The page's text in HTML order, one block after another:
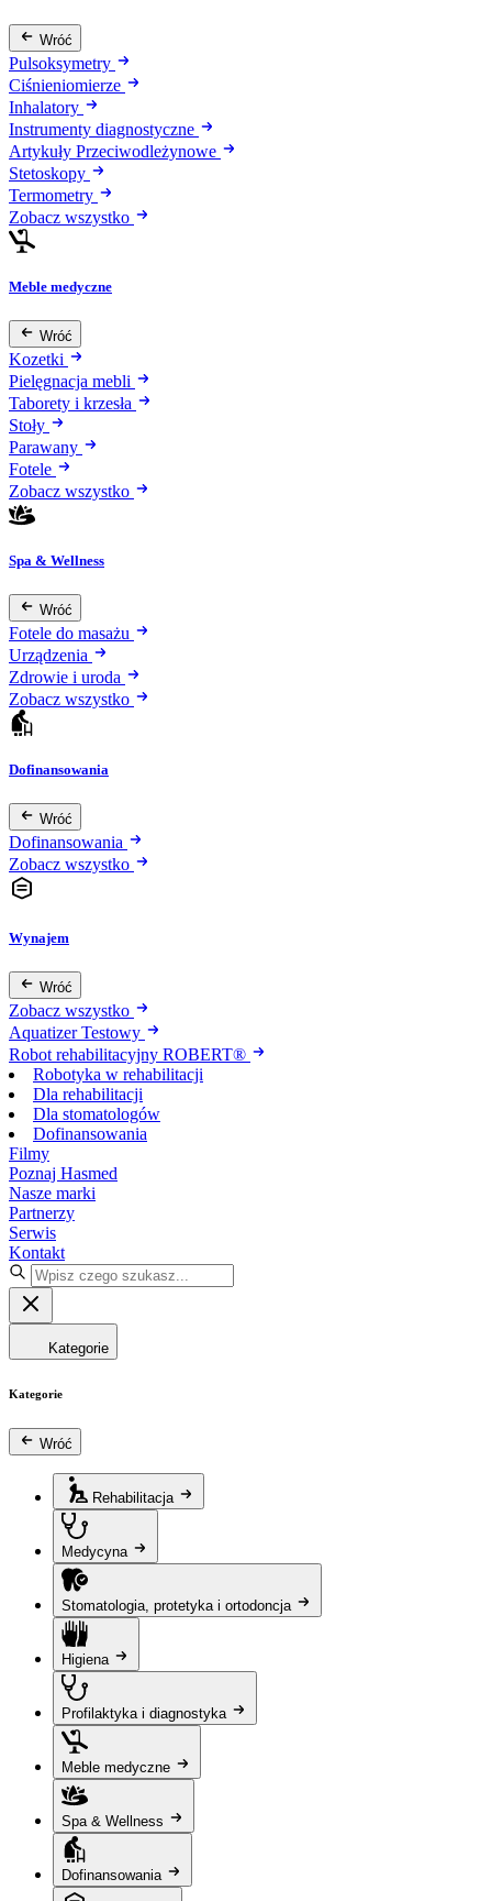
Wróć
Pulsoksymetry
Ciśnieniomierze
Inhalatory
Instrumenty diagnostyczne
Artykuły Przeciwodleżynowe
Stetoskopy
Termometry
Zobacz wszystko
Meble medyczne
Wróć
Kozetki
Pielęgnacja mebli
Taborety i krzesła
Stoły
Parawany
Fotele
Zobacz wszystko
Spa & Wellness
Wróć
Fotele do masażu
Urządzenia
Zdrowie i uroda
Zobacz wszystko
Dofinansowania
Wróć
Dofinansowania
Zobacz wszystko
Wynajem
Wróć
Zobacz wszystko
Aquatizer Testowy
Robot rehabilitacyjny ROBERT®
Robotyka w rehabilitacji
Dla rehabilitacji
Dla stomatologów
Dofinansowania
Filmy
Poznaj Hasmed
Nasze marki
Partnerzy
Serwis
Kontakt
Kategorie
Kategorie
Wróć
Rehabilitacja
Medycyna
Stomatologia, protetyka i ortodoncja
Higiena
Profilaktyka i diagnostyka
Meble medyczne
Spa & Wellness
Dofinansowania